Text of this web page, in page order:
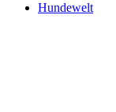
Hundewelt